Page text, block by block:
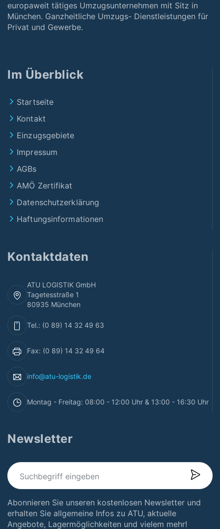
europaweit tätiges Umzugsunternehmen mit Sitz in
München. Ganzheitliche Umzugs- Dienstleistungen für
Privat und Gewerbe.
Im Überblick
Startseite
Kontakt
Einzugsgebiete
Impressum
AGBs
AMÖ Zertifikat
Datenschutzerklärung
Haftungsinformationen
Kontaktdaten
ATU LOGISTIK GmbH
Tagetesstraße 1
80935 München
Tel.: (0 89) 14 32 49 63
Fax: (0 89) 14 32 49 64
info@atu-logistik.de
Montag - Freitag: 08:00 - 12:00 Uhr & 13:00 - 16:30 Uhr
Newsletter
Abonnieren Sie unseren kostenlosen Newsletter und
erhalten Sie allgemeine Infos zu ATU, aktuelle
Angebote, Lagermöglichkeiten und vielem mehr!